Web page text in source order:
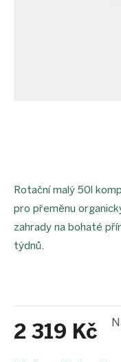
2 319 Kč
Rotační malý 50l
pro přeměnu
zahrady na bohaté
týdnů.